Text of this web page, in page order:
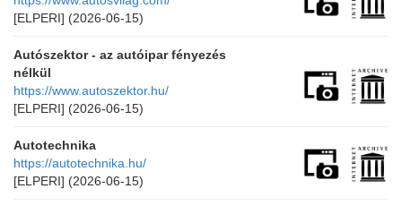
[ELPERI] (2026-06-15)
Autószektor - az autóipar fényezés
nélkül
https://www.autoszektor.hu/
[ELPERI] (2026-06-15)
Autotechnika
https://autotechnika.hu/
[ELPERI] (2026-06-15)